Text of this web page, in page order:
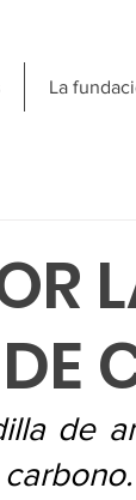
La
de